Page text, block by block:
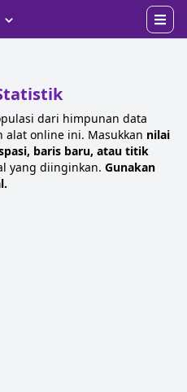
dari himpunan data
online ini. Masukkan nilai
baris baru, atau titik
yang diinginkan. Gunakan